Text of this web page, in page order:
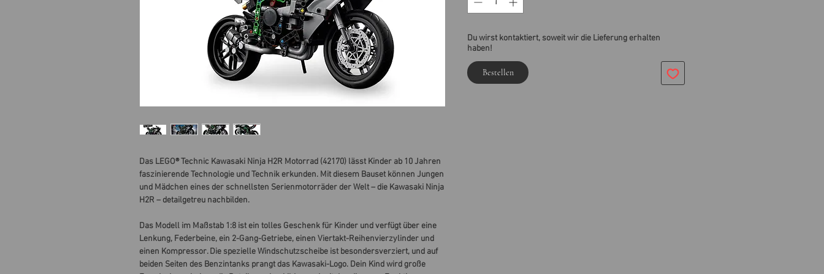
Das LEGO® Technic Kawasaki Ninja H2R Motorrad (42170) lässt Kinder ab 10 Jahren
faszinierende Technologie und Technik erkunden. Mit diesem Bauset können Jungen
und Mädchen eines der schnellsten Serienmotorräder der Welt – die Kawasaki Ninja
H2R – detailgetreu nachbilden.
Das Modell im Maßstab 1:8 ist ein tolles Geschenk für Kinder und verfügt über eine
Lenkung, Federbeine, ein 2-Gang-Getriebe, einen Viertakt-Reihenvierzylinder und
einen Kompressor. Die spezielle Windschutzscheibe ist besondersverziert, und auf
beiden Seiten des Benzintanks prangt das Kawasaki-Logo. Dein Kind wird große
Du wirst kontaktiert, soweit wir die Lieferung erhalten
haben!
Bestellen